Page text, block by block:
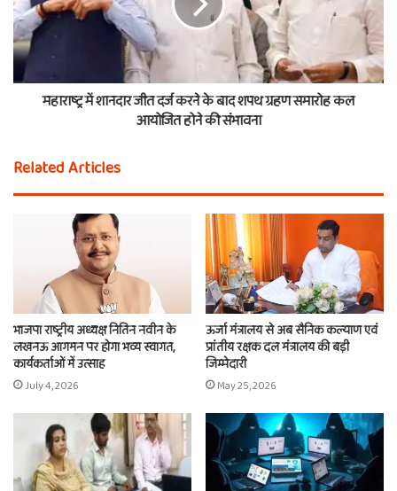
महाराष्ट्र में शानदार जीत दर्ज करने के बाद शपथ ग्रहण समारोह कल
आयोजित होने की संभावना
Related Articles
भाजपा राष्ट्रीय अध्यक्ष नितिन नवीन के
लखनऊ आगमन पर होगा भव्य स्वागत,
कार्यकर्ताओं में उत्साह
July 4, 2026
ऊर्जा मंत्रालय से अब सैनिक कल्याण एवं
प्रांतीय रक्षक दल मंत्रालय की बड़ी
जिम्मेदारी
May 25, 2026